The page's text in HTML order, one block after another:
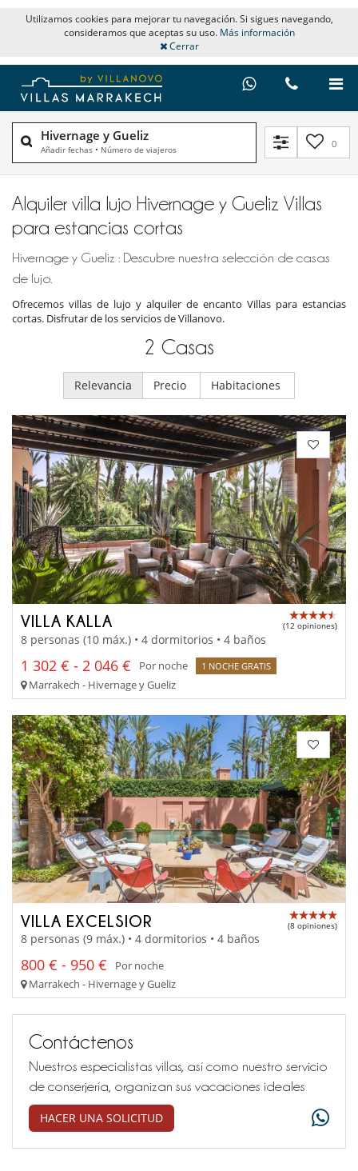
Utilizamos cookies para mejorar tu navegación. Si sigues navegando,
consideramos que aceptas su uso. Más información
Cerrar
Hivernage y Gueliz
Añadir fechas • Número de viajeros 0
Alquiler villa lujo Hivernage y Gueliz Villas
para estancias cortas
Hivernage y Gueliz : Descubre nuestra selección de casas
de lujo.
Ofrecemos villas de lujo y alquiler de encanto Villas para estancias
cortas. Disfrutar de los servicios de Villanovo.
2 Casas
Relevancia Precio Habitaciones
VILLA KALLA (12 opiniones)
8 personas (10 máx.) • 4 dormitorios • 4 baños
1 302 € - 2 046 € Por noche 1 NOCHE GRATIS
Marrakech - Hivernage y Gueliz
VILLA EXCELSIOR (8 opiniones)
8 personas (9 máx.) • 4 dormitorios • 4 baños
800 € - 950 €
Por noche
Marrakech - Hivernage y Gueliz
Contáctenos
Nuestros especialistas villas, así como nuestro servicio
de conserjería, organizan sus vacaciones ideales
HACER UNA SOLICITUD